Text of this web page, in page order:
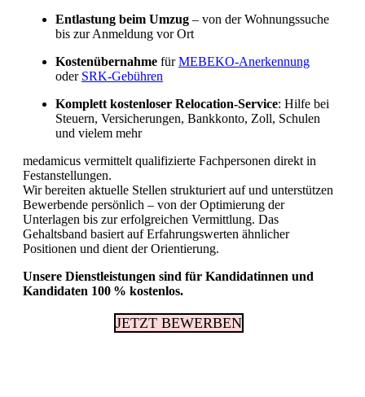
Entlastung beim Umzug – von der Wohnungssuche
bis zur Anmeldung vor Ort
Kostenübernahme fürMEBEKO-Anerkennung
oder SRK-Gebühren
Komplett kostenloser Relocation-Service: Hilfe bei
Steuern, Versicherungen, Bankkonto, Zoll, Schulen
und vielem mehr
medamicus vermittelt qualifizierte Fachpersonen direkt in
Festanstellungen.
Wir bereiten aktuelle Stellen strukturiert auf und unterstützen
Bewerbende persönlich – von der Optimierung der
Unterlagen bis zur erfolgreichen Vermittlung. Das
Gehaltsband basiert auf Erfahrungswerten ähnlicher
Positionen und dient der Orientierung.
Unsere Dienstleistungen sind für Kandidatinnen und
Kandidaten 100 % kostenlos.
JETZT BEWERBEN